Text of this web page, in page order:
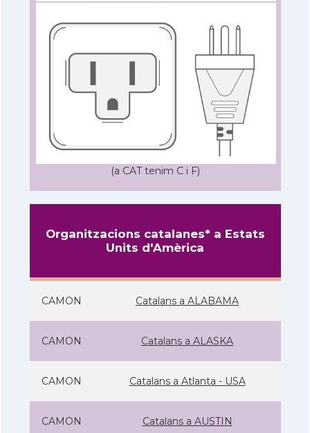
(a CAT tenim C i F)
Organitzacions catalanes* a Estats
Units d'Amèrica
CAMON Catalans a ALABAMA
CAMON Catalans a ALASKA
CAMON Catalans a Atlanta - USA
CAMON Catalans a AUSTIN